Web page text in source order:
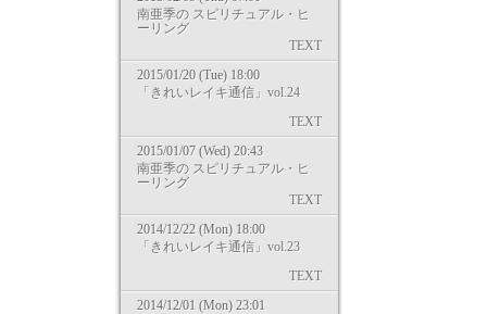
南亜季の スピリチュアル・ヒ
ーリング
TEXT
2015/01/20 (Tue) 18:00
「きれいレイキ通信」vol.24
TEXT
2015/01/07 (Wed) 20:43
南亜季の スピリチュアル・ヒ
ーリング
TEXT
2014/12/22 (Mon) 18:00
「きれいレイキ通信」vol.23
TEXT
2014/12/01 (Mon) 23:01